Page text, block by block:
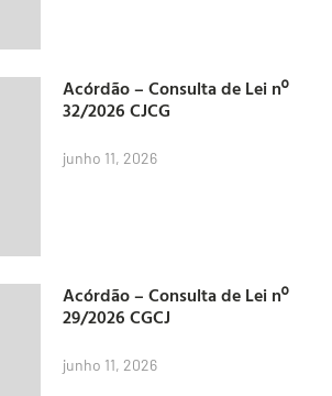
Acórdão – Consulta de Lei nº
32/2026 CJCG
junho 11, 2026
Acórdão – Consulta de Lei nº
29/2026 CGCJ
junho 11, 2026